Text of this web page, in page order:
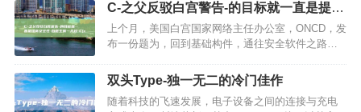
数据结构，它遵照先进先出…
C-之父反驳白宫警告-的目标就一直是提高
安全性-自诞生第一天起-C (c++之父精通
c++吗)
上个月，美国白宫国家网络主任办公室，ONCD，发
布一份题为，回到基础构件，通往安全软件之路，
漏洞的编程语言，例如C和C，，改用内存安全编程
语言进行开发，对于…
双头Type-独一无二的冷门佳作
随着科技的飞速发展，电子设备之间的连接与充电